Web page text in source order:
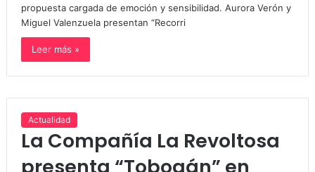
propuesta cargada de emoción y sensibilidad. Aurora Verón y
Miguel Valenzuela presentan “Recorri
Leer más »
Actualidad
La Compañía La Revoltosa